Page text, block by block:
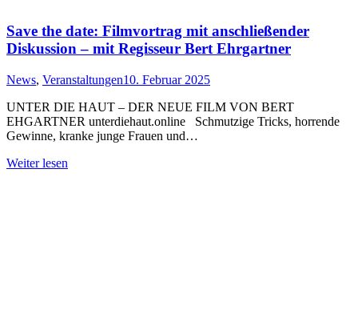
Save the date: Filmvortrag mit anschließender
Diskussion – mit Regisseur Bert Ehrgartner
News, Veranstaltungen10. Februar 2025
UNTER DIE HAUT – DER NEUE FILM VON BERT
EHGARTNER unterdiehaut.online Schmutzige Tricks, horrende
Gewinne, kranke junge Frauen und…
Weiter lesen